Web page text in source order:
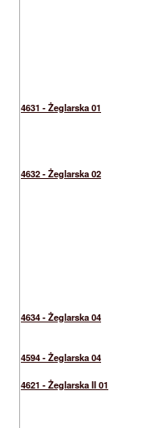
4631 - Żeglarska 01
4632 - Żeglarska 02
4634 - Żeglarska 04
4594 - Żeglarska 04
4621 - Żeglarska II 01